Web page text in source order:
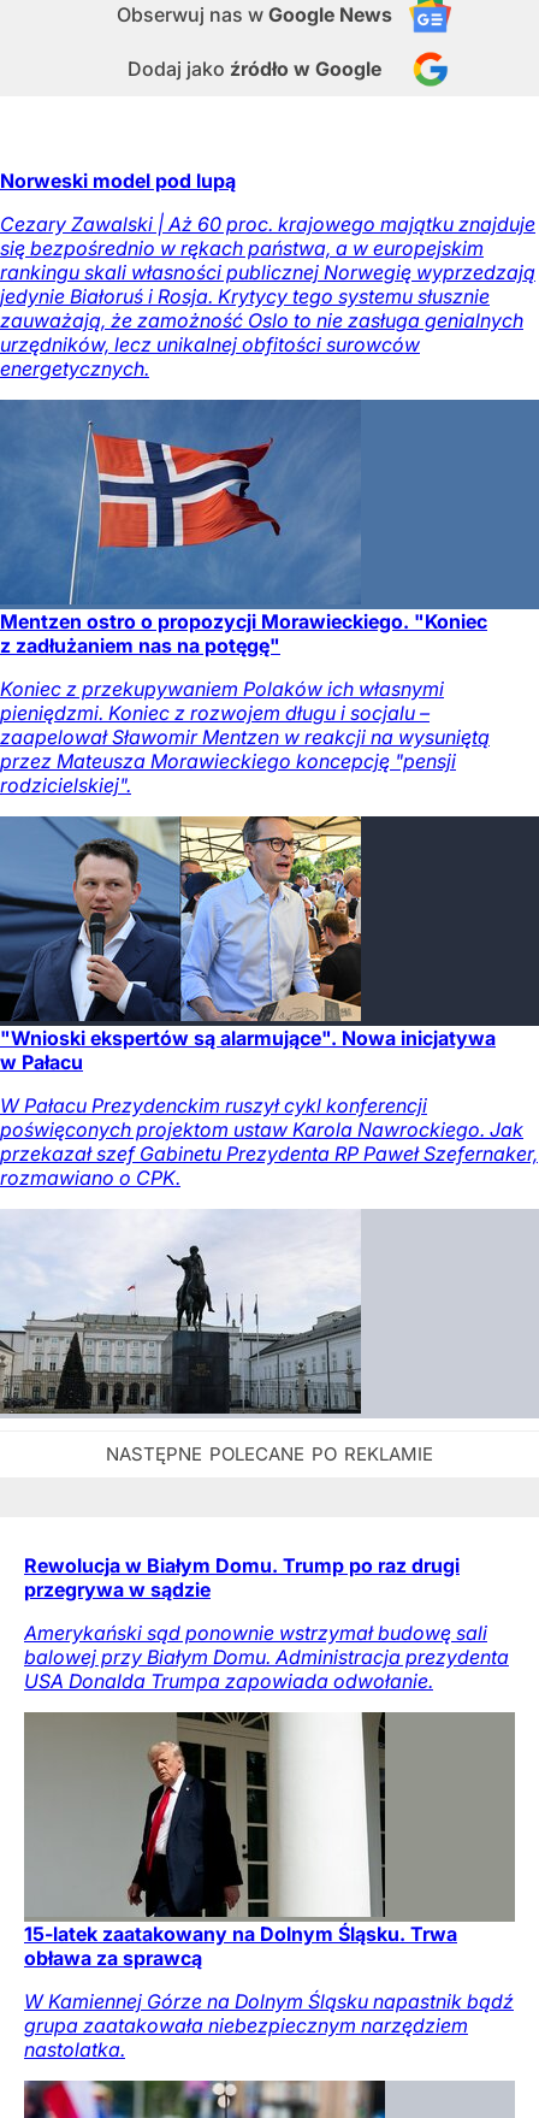
Obserwuj nas w Google News
Dodaj jako źródło w Google
Norweski model pod lupą
Cezary Zawalski | Aż 60 proc. krajowego majątku znajduje
się bezpośrednio w rękach państwa, a w europejskim
rankingu skali własności publicznej Norwegię wyprzedzają
jedynie Białoruś i Rosja. Krytycy tego systemu słusznie
zauważają, że zamożność Oslo to nie zasługa genialnych
urzędników, lecz unikalnej obfitości surowców
energetycznych.
Mentzen ostro o propozycji Morawieckiego. "Koniec
z zadłużaniem nas na potęgę"
Koniec z przekupywaniem Polaków ich własnymi
pieniędzmi. Koniec z rozwojem długu i socjalu –
zaapelował Sławomir Mentzen w reakcji na wysuniętą
przez Mateusza Morawieckiego koncepcję "pensji
rodzicielskiej".
"Wnioski ekspertów są alarmujące". Nowa inicjatywa
w Pałacu
W Pałacu Prezydenckim ruszył cykl konferencji
poświęconych projektom ustaw Karola Nawrockiego. Jak
przekazał szef Gabinetu Prezydenta RP Paweł Szefernaker,
rozmawiano o CPK.
Rewolucja w Białym Domu. Trump po raz drugi
przegrywa w sądzie
Amerykański sąd ponownie wstrzymał budowę sali
balowej przy Białym Domu. Administracja prezydenta
USA Donalda Trumpa zapowiada odwołanie.
15-latek zaatakowany na Dolnym Śląsku. Trwa
obława za sprawcą
W Kamiennej Górze na Dolnym Śląsku napastnik bądź
grupa zaatakowała niebezpiecznym narzędziem
nastolatka.